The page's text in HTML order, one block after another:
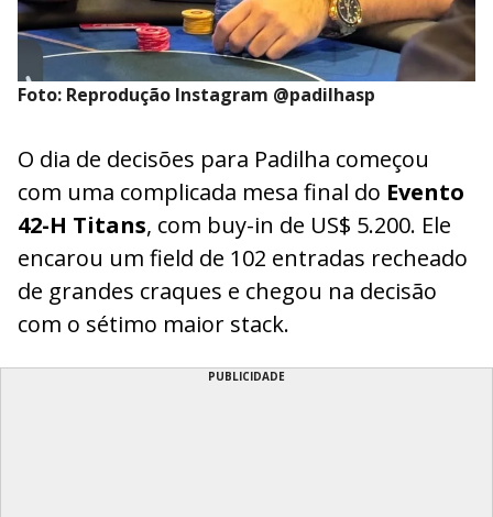
Foto: Reprodução Instagram @padilhasp
O dia de decisões para Padilha começou
com uma complicada mesa final do Evento
42-H Titans, com buy-in de US$ 5.200. Ele
encarou um field de 102 entradas recheado
de grandes craques e chegou na decisão
com o sétimo maior stack.
PUBLICIDADE